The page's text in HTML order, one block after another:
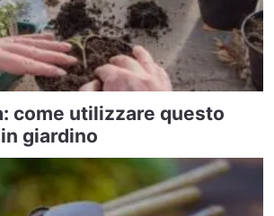
come utilizzare questo
giardino